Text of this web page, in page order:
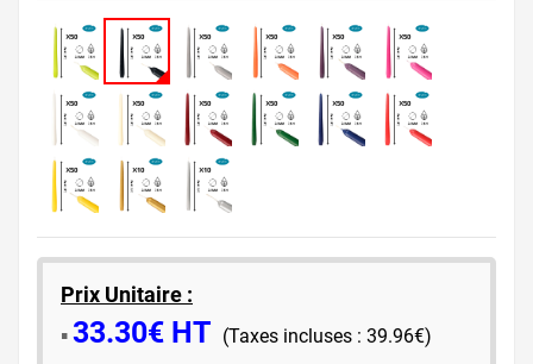
Prix Unitaire :
​▪️​33.30€ HT (Taxes incluses : 39.96€)